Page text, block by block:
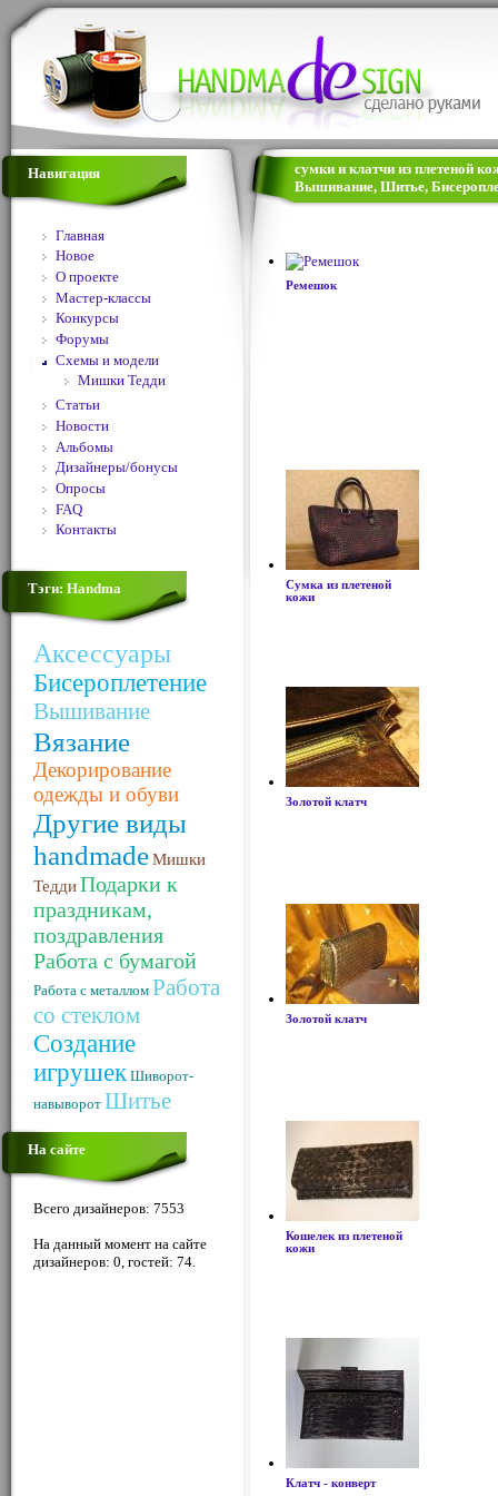
Навигация
Главная
Новое
О проекте
Мастер-классы
Конкурсы
Форумы
Схемы и модели
Мишки Тедди
Статьи
Новости
Альбомы
Дизайнеры/бонусы
Опросы
FAQ
Контакты
Тэги: Handma
Аксессуары
Бисероплетение
Вышивание
Вязание
Декорирование
одежды и обуви
Другие виды
handmadeМишки
ТеддиПодарки к
праздникам,
поздравления
Работа с бумагой
Работа с металлом Работа
со стеклом
Создание
игрушек Шиворот-
навыворот Шитье
На сайте
Всего дизайнеров: 7553
На данный момент на сайте
дизайнеров: 0, гостей: 74.
сумки и клатчи из плетеной
Вышивание, Шитье,
Ремешок
Сумка из плетеной
кожи
Золотой клатч
Золотой клатч
Кошелек из плетеной
кожи
Клатч - конверт